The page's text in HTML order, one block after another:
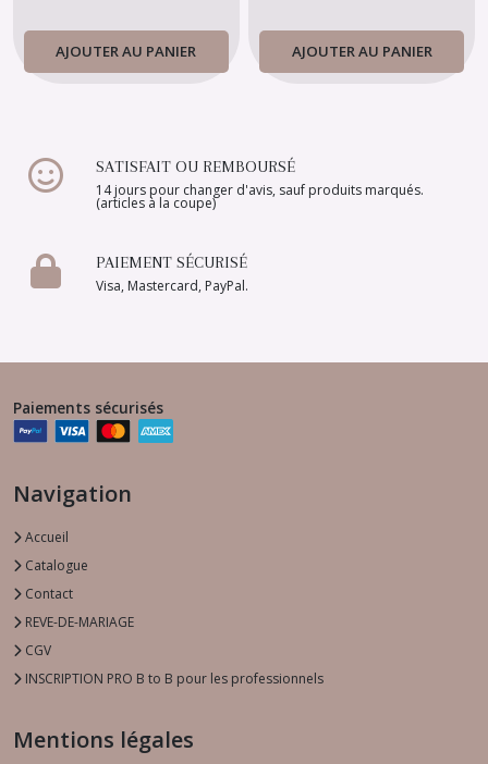
AJOUTER AU PANIER AJOUTER AU PANIER
SATISFAIT OU REMBOURSÉ
14 jours pour changer d'avis, sauf produits marqués.
(articles à la coupe)
PAIEMENT SÉCURISÉ
Visa, Mastercard, PayPal.
Paiements sécurisés
Navigation
Accueil
Catalogue
Contact
REVE-DE-MARIAGE
CGV
INSCRIPTION PRO B to B pour les professionnels
Mentions légales